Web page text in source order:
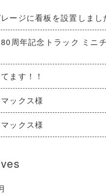
ージに看板を設置しまし
周年記念トラック ミニ
ます！！
ックス様
ックス様